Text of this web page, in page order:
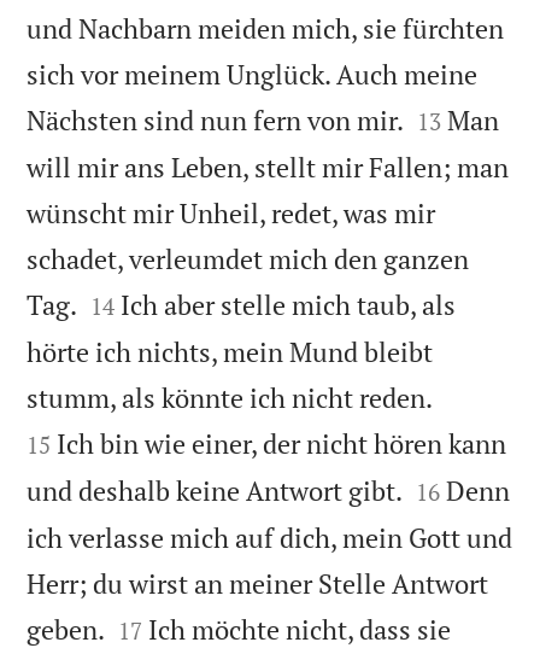
und Nachbarn meiden mich, sie fürchten
sich vor meinem Unglück. Auch meine
Nächsten sind nun fern von mir. 

13 Man
will mir ans Leben, stellt mir Fallen; man
wünscht mir Unheil, redet, was mir
schadet, verleumdet mich den ganzen
Tag. 

14 Ich aber stelle mich taub, als
hörte ich nichts, mein Mund bleibt
stumm, als könnte ich nicht reden.
15 Ich bin wie einer, der nicht hören kann
und deshalb keine Antwort gibt. 

16 Denn
ich verlasse mich auf dich, mein Gott und
Herr; du wirst an meiner Stelle Antwort
geben. 

17 Ich möchte nicht, dass sie